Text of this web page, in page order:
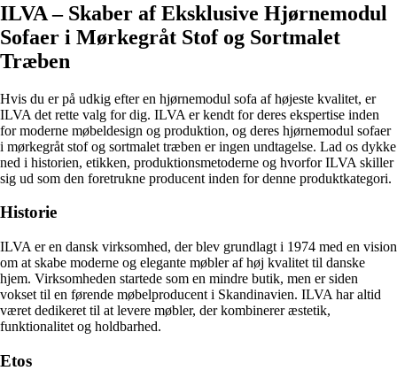
ILVA – Skaber af Eksklusive Hjørnemodul
Sofaer i Mørkegråt Stof og Sortmalet
Træben
Hvis du er på udkig efter en hjørnemodul sofa af højeste kvalitet, er
ILVA det rette valg for dig. ILVA er kendt for deres ekspertise inden
for moderne møbeldesign og produktion, og deres hjørnemodul sofaer
i mørkegråt stof og sortmalet træben er ingen undtagelse. Lad os dykke
ned i historien, etikken, produktionsmetoderne og hvorfor ILVA skiller
sig ud som den foretrukne producent inden for denne produktkategori.
Historie
ILVA er en dansk virksomhed, der blev grundlagt i 1974 med en vision
om at skabe moderne og elegante møbler af høj kvalitet til danske
hjem. Virksomheden startede som en mindre butik, men er siden
vokset til en førende møbelproducent i Skandinavien. ILVA har altid
været dedikeret til at levere møbler, der kombinerer æstetik,
funktionalitet og holdbarhed.
Etos